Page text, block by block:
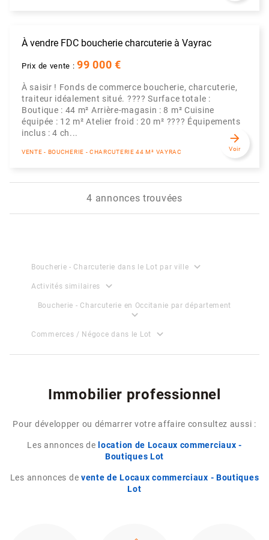
À vendre FDC boucherie charcuterie à Vayrac
Prix de vente :99 000 €
À saisir ! Fonds de commerce boucherie, charcuterie,
traiteur idéalement situé. ???? Surface totale :
Boutique : 44 m² Arrière-magasin : 8 m² Cuisine
équipée : 12 m² Atelier froid : 20 m² ???? Équipements
inclus : 4 ch...
VENTE - BOUCHERIE - CHARCUTERIE 44 M² VAYRAC
arrow_forward
Voir
4 annonces trouvées
Boucherie - Charcuterie dans le Lot par ville expand_more
Activités similaires expand_more
Boucherie - Charcuterie en Occitanie par département
expand_more
Commerces / Négoce dans le Lot expand_more
Immobilier professionnel
Pour développer ou démarrer votre affaire consultez aussi :
Les annonces de location de Locaux commerciaux -
Boutiques Lot
Les annonces de vente de Locaux commerciaux - Boutiques
Lot